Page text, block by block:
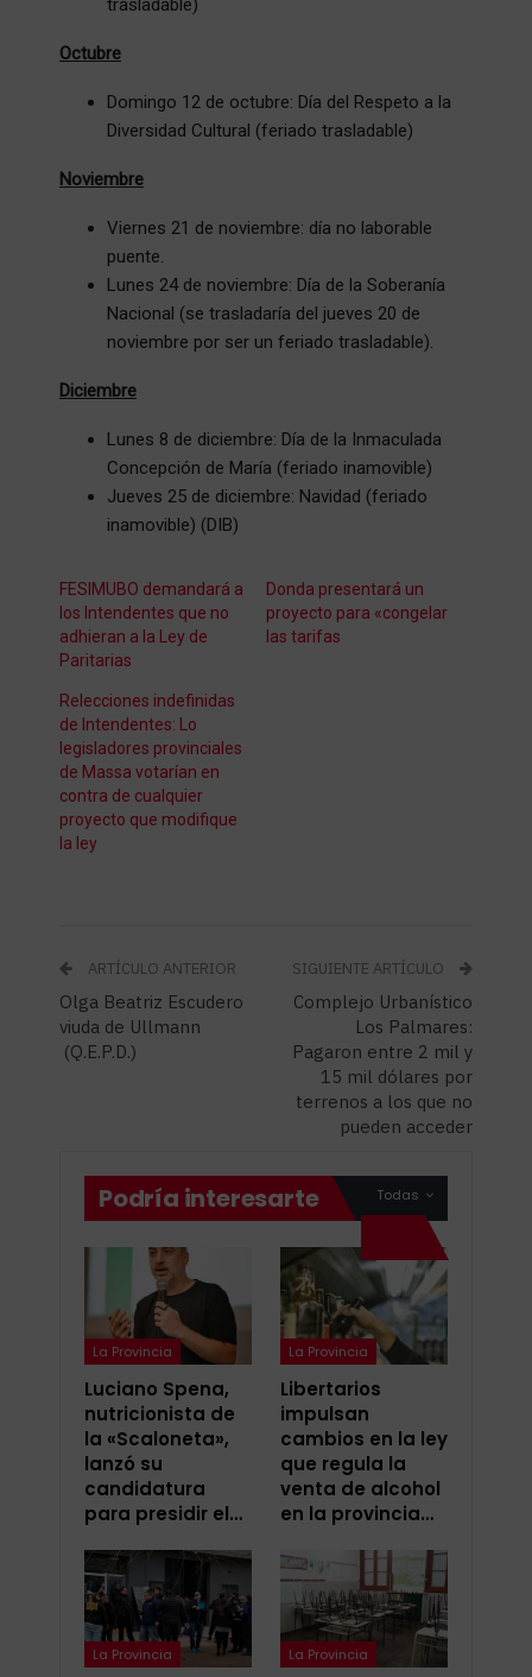
trasladable)
Octubre
Domingo 12 de octubre: Día del Respeto a la
Diversidad Cultural (feriado trasladable)
Noviembre
Viernes 21 de noviembre: día no laborable
puente.
Lunes 24 de noviembre: Día de la Soberanía
Nacional (se trasladaría del jueves 20 de
noviembre por ser un feriado trasladable).
Diciembre
Lunes 8 de diciembre: Día de la Inmaculada
Concepción de María (feriado inamovible)
Jueves 25 de diciembre: Navidad (feriado
inamovible) (DIB)
FESIMUBO demandará a
los Intendentes que no
adhieran a la Ley de
Paritarias
Donda presentará un
proyecto para «congelar
las tarifas
Relecciones indefinidas
de Intendentes: Lo
legisladores provinciales
de Massa votarían en
contra de cualquier
proyecto que modifique
la ley
ARTÍCULO ANTERIOR
Olga Beatriz Escudero
viuda de Ullmann
(Q.E.P.D.)
SIGUIENTE ARTÍCULO
Complejo Urbanístico
Los Palmares:
Pagaron entre 2 mil y
15 mil dólares por
terrenos a los que no
pueden acceder
Todas
Podría interesarte
La Provincia
Luciano Spena,
nutricionista de
la «Scaloneta»,
lanzó su
candidatura
para presidir el…
La Provincia
Libertarios
impulsan
cambios en la ley
que regula la
venta de alcohol
en la provincia…
La Provincia La Provincia